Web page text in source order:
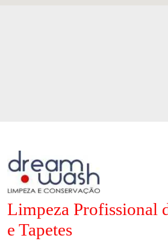
Limpeza Profissional
e Tapetes